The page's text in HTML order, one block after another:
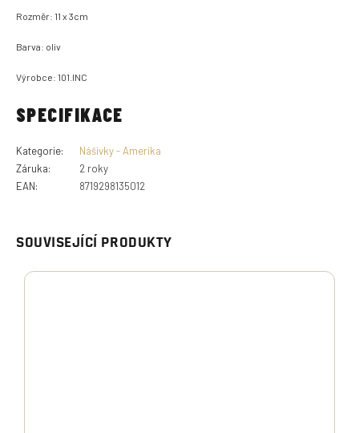
SOUVISEJÍCÍ PRODUKTY
Rozměr: 11 x 3cm
Barva: oliv
Výrobce: 101.INC
SPECIFIKACE
Kategorie:
Nášivky - Amerika
Záruka:
2 roky
EAN: 8719298135012